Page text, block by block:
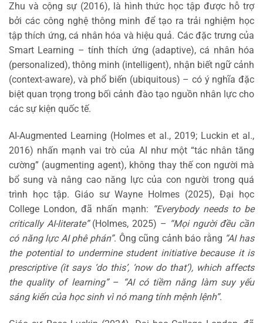
Zhu và cộng sự (2016), là hình thức học tập được hỗ trợ
bởi các công nghệ thông minh để tạo ra trải nghiệm học
tập thích ứng, cá nhân hóa và hiệu quả. Các đặc trưng của
Smart Learning – tính thích ứng (adaptive), cá nhân hóa
(personalized), thông minh (intelligent), nhận biết ngữ cảnh
(context-aware), và phổ biến (ubiquitous) – có ý nghĩa đặc
biệt quan trọng trong bối cảnh đào tạo nguồn nhân lực cho
các sự kiện quốc tế.
AI-Augmented Learning (Holmes et al., 2019; Luckin et al.,
2016) nhấn mạnh vai trò của AI như một “tác nhân tăng
cường” (augmenting agent), không thay thế con người mà
bổ sung và nâng cao năng lực của con người trong quá
trình học tập. Giáo sư Wayne Holmes (2025), Đại học
College London, đã nhấn mạnh: “Everybody needs to be
critically AI-literate”(Holmes, 2025) – “Mọi người đều cần
có năng lực AI phê phán”. Ông cũng cảnh báo rằng “AI has
the potential to undermine student initiative because it is
prescriptive (it says ‘do this’, ‘now do that’), which affects
the quality of learning”–
“AI có tiềm năng làm suy yếu
sáng kiến của học sinh vì nó mang tính mệnh lệnh”.